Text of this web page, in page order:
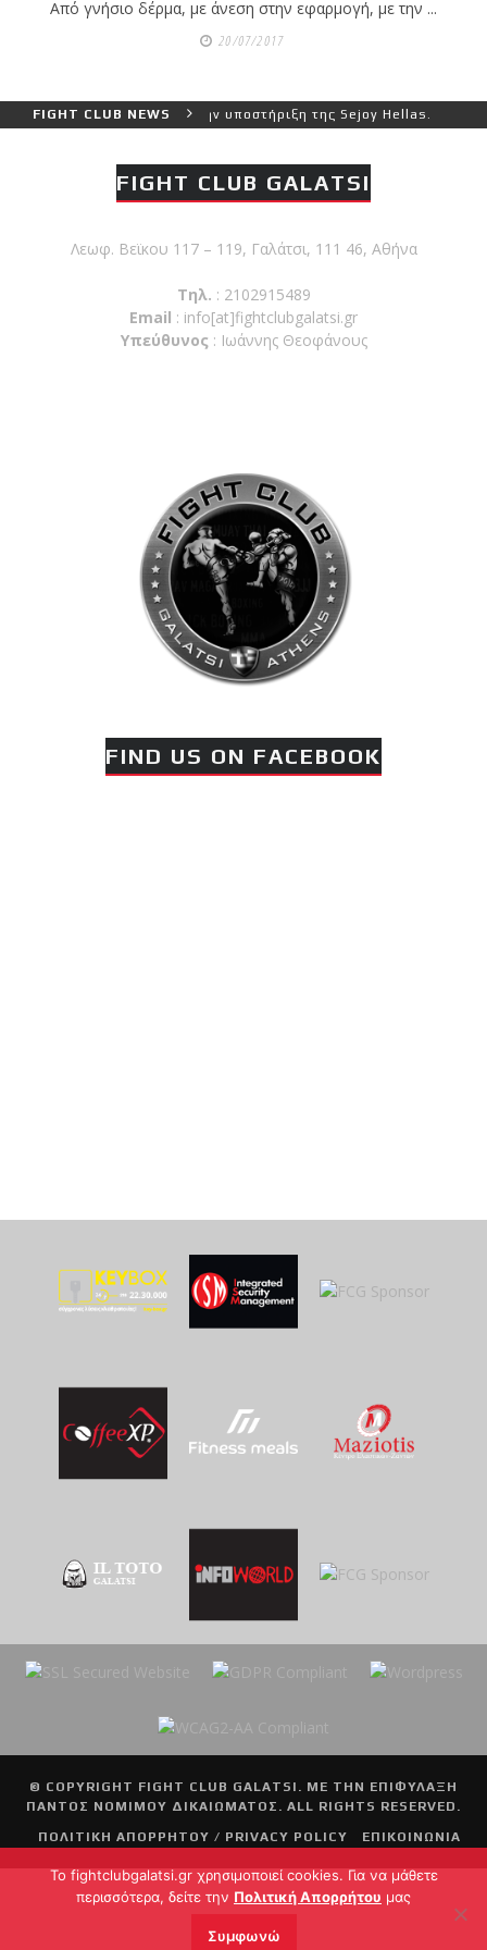
ζωνών!
επιτυχία
πραγματοποιήθηκε το
κλειστό σεμινάριο
Grand Master Reyson
Gracie στο Fight Club
Galatsi!
Προεγγραφές 2026–2027
Μόνο για 10 ημέρες | 8–
17 Ιουλίου
Ο
Αναστάσης
Θεοφάνους
αγωνίζεται
Ιουλίου.
Από γνήσιο δέρμα, με άνεση στην εφαρμογή, με την ...
20/07/2017
FIGHT CLUB NEWS
Ιωάννη Θεοφάνους με την υποστήριξη της Sejoy Hellas.
FIGHT CLUB GALATSI
Λεωφ. Βεϊκου 117 – 119, Γαλάτσι, 111 46, Αθήνα
Τηλ. : 2102915489
Email : info[at]fightclubgalatsi.gr
Υπεύθυνος : Ιωάννης Θεοφάνους
FIND US ON FACEBOOK
© COPYRIGHT FIGHT CLUB GALATSI . ΜΕ ΤΗΝ ΕΠΙΦΥΛΑΞΗ
ΠΑΝΤΟΣ ΝΟΜΙΜΟΥ ΔΙΚΑΙΩΜΑΤΟΣ. ALL RIGHTS RESERVED.
ΠΟΛΙΤΙΚΗ ΑΠΟΡΡΗΤΟΥ / PRIVACY POLICY
ΕΠΙΚΟΙΝΩΝΙΑ
To fightclubgalatsi.gr χρησιμοποιεί cookies. Για να μάθετε
περισσότερα, δείτε την Πολιτική Απορρήτου μας
Συμφωνώ